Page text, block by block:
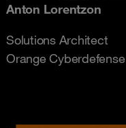
Anton Lorentzon
Solutions Architect
​​​​​​​Orange Cyberdefense